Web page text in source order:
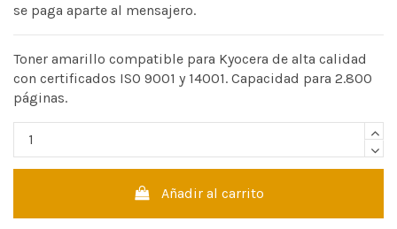
se paga aparte al mensajero.
Toner amarillo compatible para Kyocera de alta calidad
con certificados ISO 9001 y 14001. Capacidad para 2.800
páginas.
Añadir al carrito